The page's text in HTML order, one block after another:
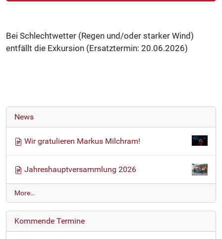
Bei Schlechtwetter (Regen und/oder starker Wind)
entfällt die Exkursion (Ersatztermin: 20.06.2026)
News
Wir gratulieren Markus Milchram!
Jahreshauptversammlung 2026
N
e
w
s
-
More…
Kommende Termine